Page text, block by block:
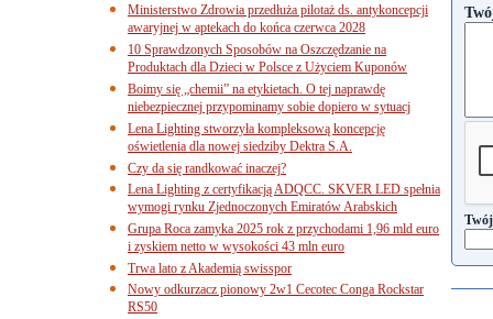
Ministerstwo Zdrowia przedłuża pilotaż ds. antykoncepcji
awaryjnej w aptekach do końca czerwca 2028
10 Sprawdzonych Sposobów na Oszczędzanie na
Produktach dla Dzieci w Polsce z Użyciem Kuponów
Boimy się „chemii” na etykietach. O tej naprawdę
niebezpiecznej przypominamy sobie dopiero w sytuacj
Lena Lighting stworzyła kompleksową koncepcję
oświetlenia dla nowej siedziby Dektra S.A.
Czy da się randkować inaczej?
Lena Lighting z certyfikacją ADQCC. SKVER LED spełnia
wymogi rynku Zjednoczonych Emiratów Arabskich
Grupa Roca zamyka 2025 rok z przychodami 1,96 mld euro
i zyskiem netto w wysokości 43 mln euro
Trwa lato z Akademią swisspor
Nowy odkurzacz pionowy 2w1 Cecotec Conga Rockstar
RS50